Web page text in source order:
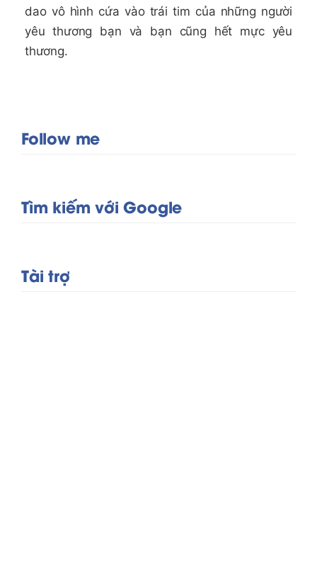
dao vô hình cứa vào trái tim của những người
yêu thương bạn và bạn cũng hết mực yêu
thương.
Follow me
Tìm kiếm với Google
Tài trợ